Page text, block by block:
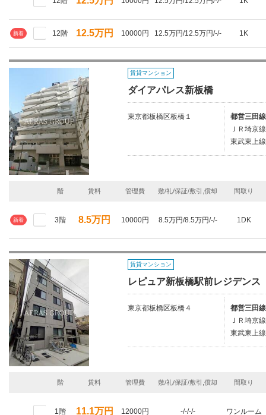
新着 12階 12.5万円 10000円 12.5万円/12.5万円/-/- 1K
賃貸マンション
ダイアパレス新板橋
東京都板橋区板橋１
都営三田
ＪＲ埼京
東武東上
階 賃料 管理費 敷/礼/保証/敷引,償却 間取り
新着 3階 8.5万円 10000円 8.5万円/8.5万円/-/- 1DK
賃貸マンション
レピュア新板橋駅前レジデンス
東京都板橋区板橋４
都営三田
ＪＲ埼京
東武東上
階 賃料 管理費 敷/礼/保証/敷引,償却 間取り
1階 11.1万円 12000円 -/-/-/- ワンルーム